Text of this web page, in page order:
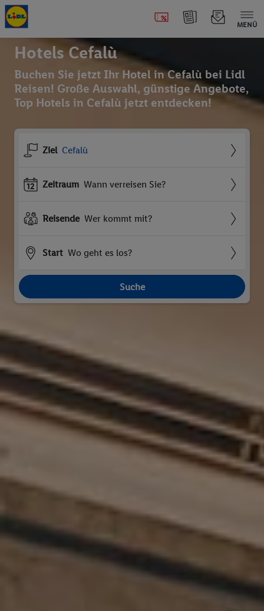
MENÜ
Hotels Cefalù
Buchen Sie jetzt Ihr Hotel in Cefalù bei Lidl
Reisen! Große Auswahl, günstige Angebote,
Top Hotels in Cefalù jetzt entdecken!
Ziel Cefalù
Zeitraum Wann verreisen Sie?
Reisende Wer kommt mit?
Start Wo geht es los?
Suche